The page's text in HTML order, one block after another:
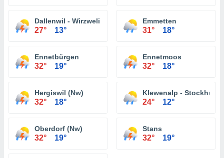
Dallenwil - Wirzweli
27° 13°
Emmetten
31° 18°
Ennetbürgen
32° 19°
Ennetmoos
32° 18°
Hergiswil (Nw)
32° 18°
Klewenalp - Stockhütte
24° 12°
Oberdorf (Nw)
32° 19°
Stans
32° 19°